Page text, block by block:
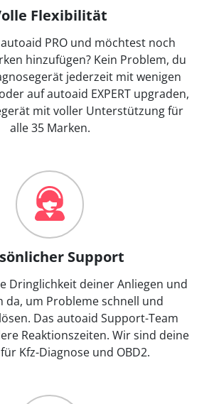
Flexibilität
PRO und möchtest noch
hinzufügen? Kein Problem, du
jederzeit mit wenigen
auf autoaid EXPERT upgraden,
mit voller Unterstützung für
alle 35 Marken.
Support
Dringlichkeit deiner Anliegen und
da, um Probleme schnell und
Das autoaid Support-Team
Reaktionszeiten. Wir sind deine
Kfz-Diagnose und OBD2.